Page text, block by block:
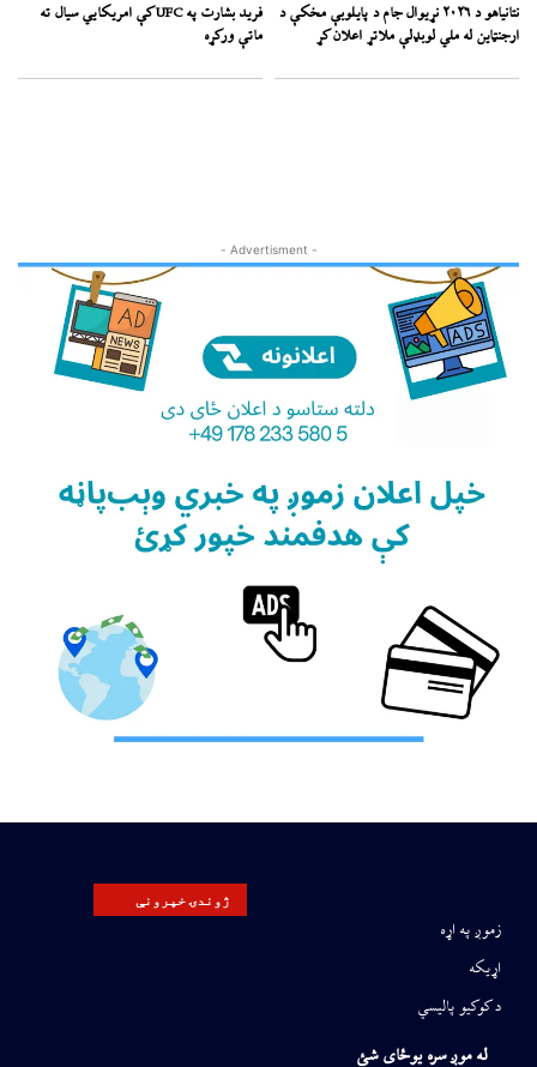
نتانیاهو د ۲۰۲۶ نړیوال جام د پایلوبې مخکې د
ارجنټاین له ملي لوبډلې ملاتړ اعلان کړ
فرید بشارت په UFC کې امریکايي سیال ته
ماتې ورکړه
- Advertisment -
ژوندۍ خپرونې
زموږ په اړه
اړیکه
د کوکیو پالیسي
له موږ سره یوځای شئ